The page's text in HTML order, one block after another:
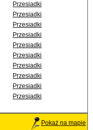
Przesiadki
Przesiadki
Przesiadki
Przesiadki
Przesiadki
Przesiadki
Przesiadki
Przesiadki
Przesiadki
Przesiadki
Pokaż na mapie